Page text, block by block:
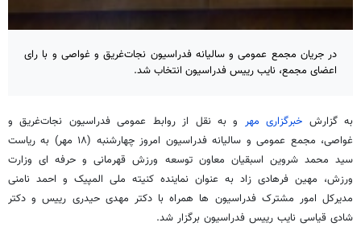
در جریان مجمع عمومی و سالیانه فدراسیون نجات‌غریق و غواصی و با رای
اعضای مجمع، نایب رییس فدراسیون انتخاب شد.
به گزارش خبرگزاری مهر و به نقل از روابط عمومی فدراسیون نجات‌غریق و
غواصی، مجمع عمومی و سالیانه فدراسیون امروز چهارشنبه (۱۸ مهر) به ریاست
سید محمد شروین اسبقیان معاون توسعه ورزش قهرمانی و حرفه ای وزارت
ورزش، مهین فرهادی زاد به عنوان نماینده کنیته ملی المپیک و احمد نامنی
مدیرکل امور مشترک فدراسیون ها همراه با دکتر مهدی حیدری رییس و دکتر
شادی قیاسی نایب رییس فدراسیون برگزار شد.